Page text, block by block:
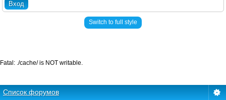
Switch to full style
Список форумов
Fatal: ./cache/ is NOT writable.